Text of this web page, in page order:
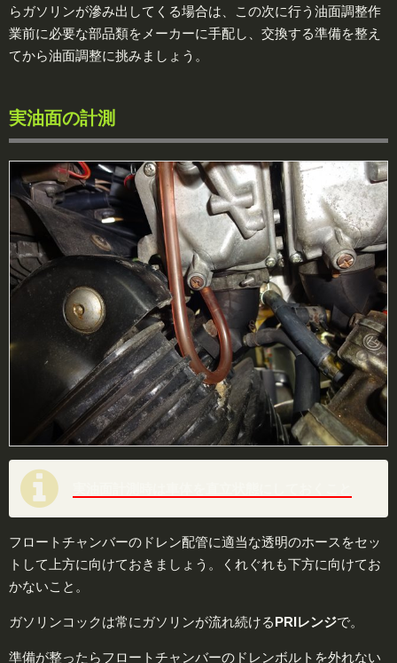
らガソリンが滲み出してくる場合は、この次に行う油面調整作
業前に必要な部品類をメーカーに手配し、交換する準備を整え
てから油面調整に挑みましょう。
実油面の計測
フロートチャンバーのドレン配管に適当な透明のホースをセッ
トして上方に向けておきましょう。くれぐれも下方に向けてお
かないこと。
ガソリンコックは常にガソリンが流れ続けるPRIレンジで。
準備が整ったらフロートチャンバーのドレンボルトを外れない